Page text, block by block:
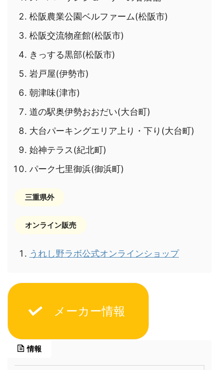
松阪農業公園ベルファーム(松阪市)
松阪交流物産館(松阪市)
きっする黒部(松阪市)
岩戸屋(伊勢市)
朝津味(津市)
道の駅奥伊勢おおだい(大台町)
大台パーキングエリア上り・下り(大台町)
始神テラス(紀北町)
パーク七里御浜(御浜町)
三重県外
オンライン販売
うれし野ラボ公式オンラインショップ
メーカー情報
情報